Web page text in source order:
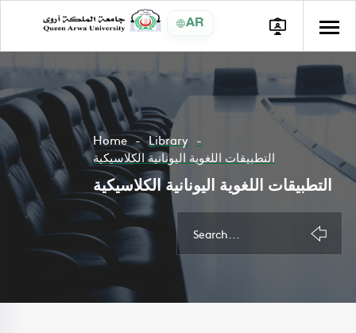
AR
Home
Library
التطبيقات اللغوية اليونانية الكلاسيكية
التطبيقات اللغوية اليونانية الكلاسيكية